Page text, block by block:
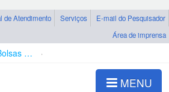
de Atendimento Serviços
E-mail do Pesquisador
Área de imprensa
Bolsas e Auxílios Vigentes
MENU